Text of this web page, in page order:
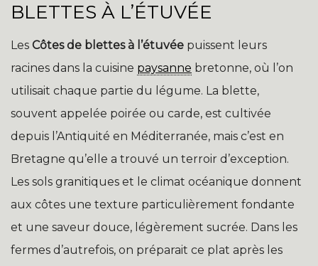
BLETTES À L’ÉTUVÉE
Les Côtes de blettes à l’étuvée puissent leurs
racines dans la cuisine paysanne bretonne, où l’on
utilisait chaque partie du légume. La blette,
souvent appelée poirée ou carde, est cultivée
depuis l’Antiquité en Méditerranée, mais c’est en
Bretagne qu’elle a trouvé un terroir d’exception.
Les sols granitiques et le climat océanique donnent
aux côtes une texture particulièrement fondante
et une saveur douce, légèrement sucrée. Dans les
fermes d’autrefois, on préparait ce plat après les